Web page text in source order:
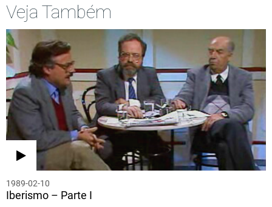
Veja Também
1989-02-10
Iberismo – Parte I